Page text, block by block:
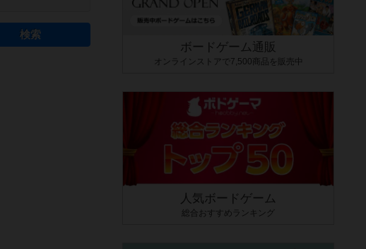
ボードゲーム通販
オンラインストアで7,500商品を販売中
人気ボードゲーム
総合おすすめランキング